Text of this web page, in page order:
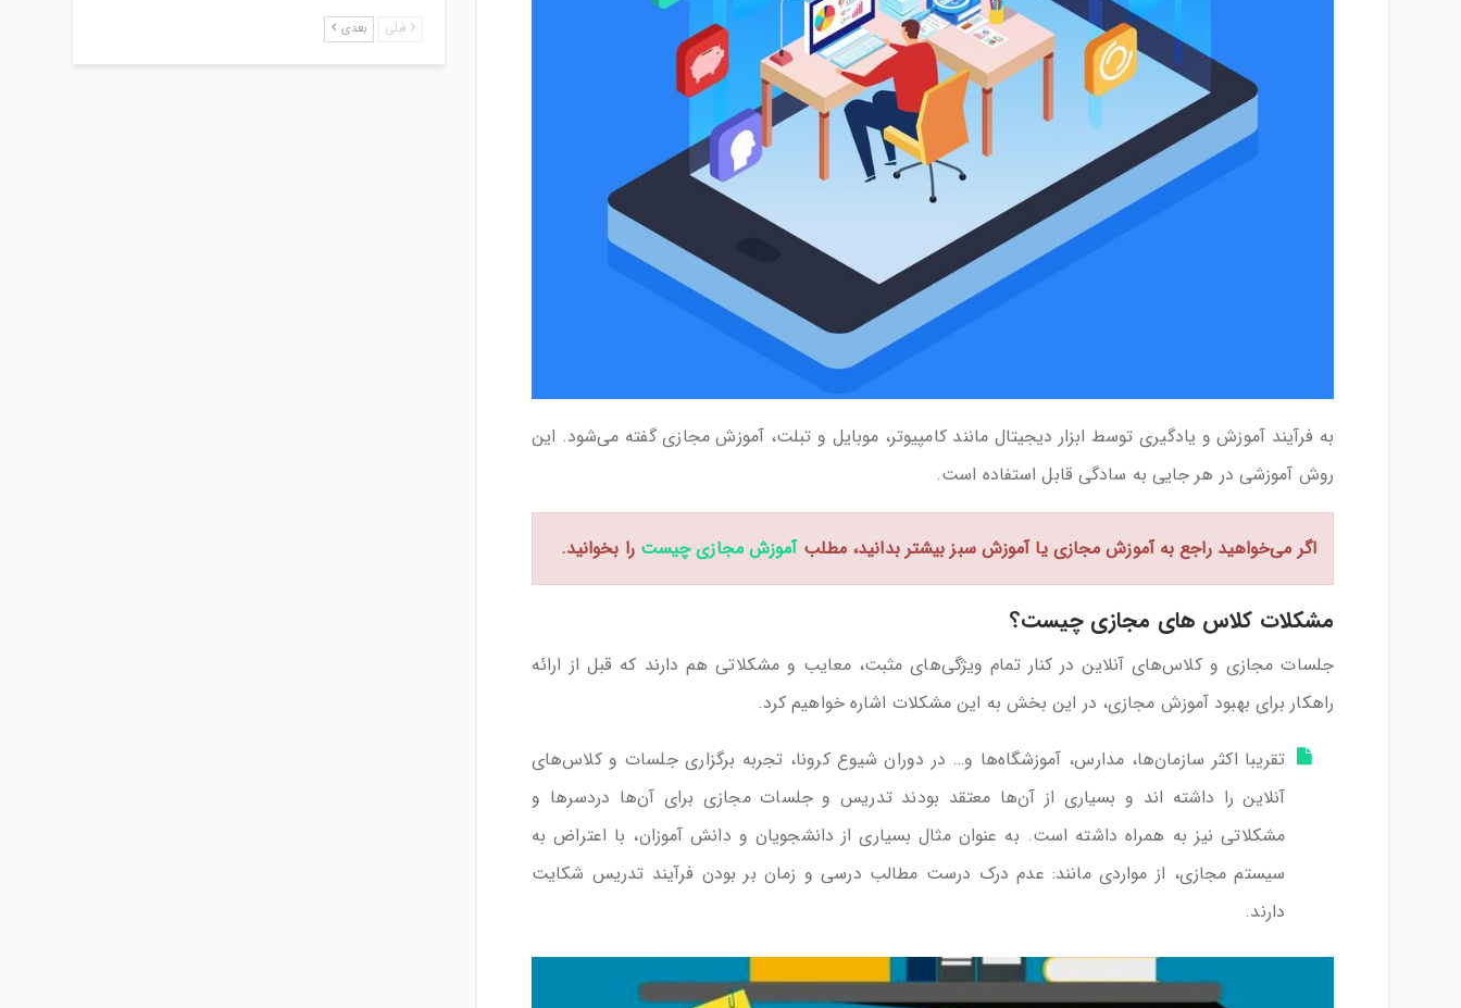
به فرآیند آموزش و یادگیری توسط ابزار دیجیتال مانند کامپیوتر، موبایل و تبلت، آموزش مجازی گفته می‌شود. این
روش آموزشی در هر جایی به سادگی قابل استفاده است.
اگر می‌خواهید راجع به آموزش مجازی یا آموزش سبز بیشتر بدانید، مطلبآموزش مجازی چیست را بخوانید.
مشکلات کلاس های مجازی چیست؟
جلسات مجازی و کلاس‌های آنلاین در کنار تمام ویژگی‌های مثبت، معایب و مشکلاتی هم دارند که قبل از ارائه
راهکار برای بهبود آموزش مجازی، در این بخش به این مشکلات اشاره خواهیم کرد.
تقریبا اکثر سازمان‌ها، مدارس، آموزشگاه‌ها و… در دوران شیوع کرونا، تجربه برگزاری جلسات و کلاس‌های
آنلاین را داشته اند و بسیاری از آن‌‌ها معتقد بودند تدریس و جلسات مجازی برای آن‌ها دردسرها و
مشکلاتی نیز به همراه داشته است. به عنوان مثال بسیاری از دانشجویان و دانش آموزان، با اعتراض به
سیستم مجازی، از مواردی مانند: عدم درک درست مطالب درسی و زمان بر بودن فرآیند تدریس شکایت
دارند.
قبلی بعدی